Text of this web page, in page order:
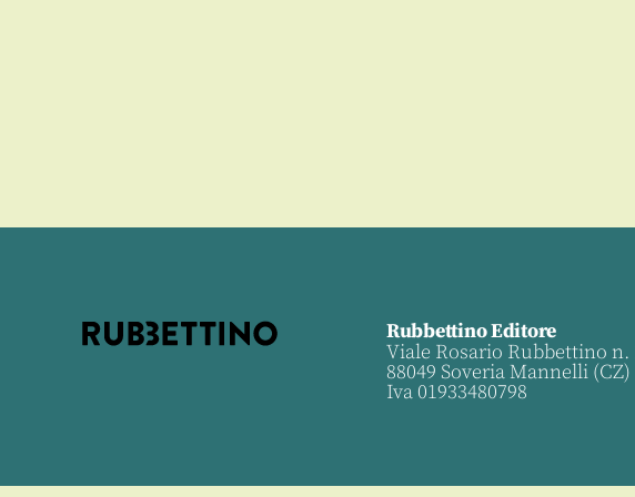
Rubbettino Editore
Viale Rosario Rubbettino n.
88049 Soveria Mannelli
Iva 01933480798